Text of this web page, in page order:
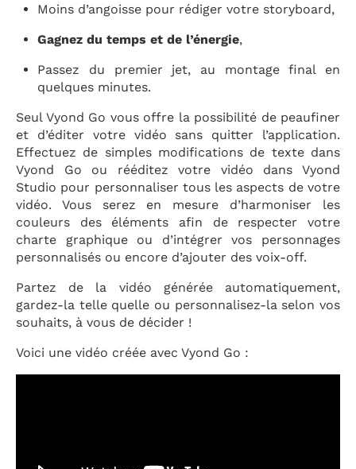
Moins d’angoisse pour rédiger votre storyboard,
Gagnez du temps et de l’énergie,
Passez du premier jet, au montage final en
quelques minutes.
Seul Vyond Go vous offre la possibilité de peaufiner
et d’éditer votre vidéo sans quitter l’application.
Effectuez de simples modifications de texte dans
Vyond Go ou rééditez votre vidéo dans Vyond
Studio pour personnaliser tous les aspects de votre
vidéo. Vous serez en mesure d’harmoniser les
couleurs des éléments afin de respecter votre
charte graphique ou d’intégrer vos personnages
personnalisés ou encore d’ajouter des voix-off.
Partez de la vidéo générée automatiquement,
gardez-la telle quelle ou personnalisez-la selon vos
souhaits, à vous de décider !
Voici une vidéo créée avec Vyond Go :